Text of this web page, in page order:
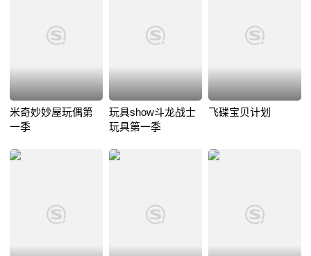
米奇妙妙屋玩偶第
一季
玩具show斗龙战士
玩具第一季
飞碟宝贝计划